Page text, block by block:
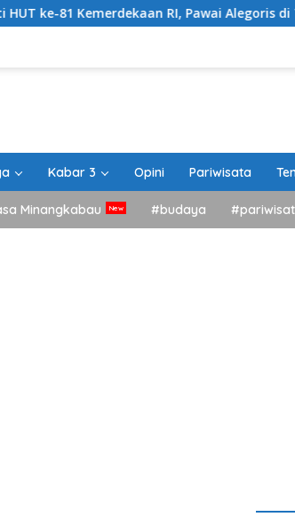
RI, Pawai Alegoris di Tanah
Kabar 3 Opini Pariwisata
Minangkabau #budaya